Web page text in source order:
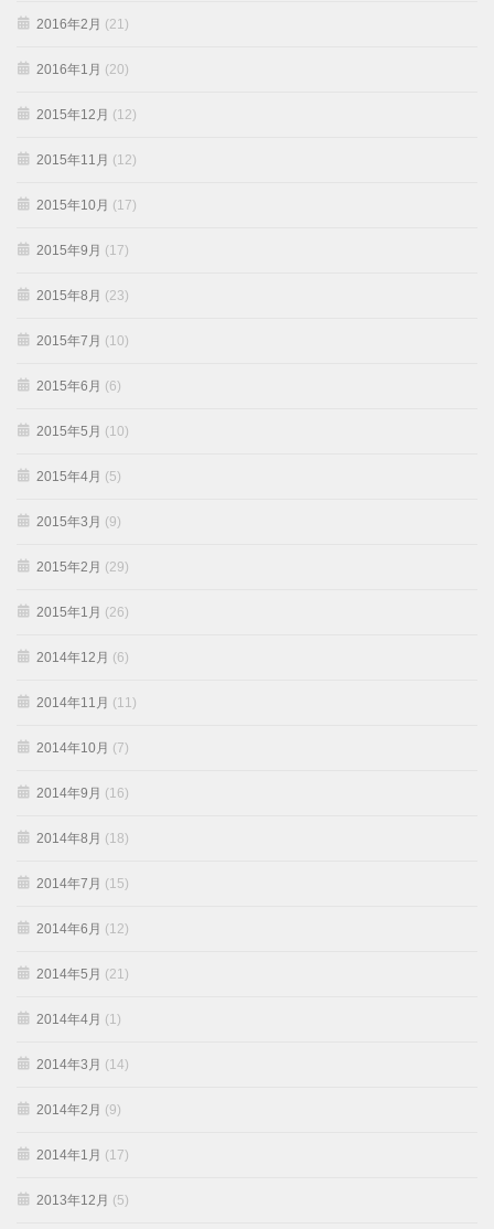
2016年2月 (21)
2016年1月 (20)
2015年12月 (12)
2015年11月 (12)
2015年10月 (17)
2015年9月 (17)
2015年8月 (23)
2015年7月 (10)
2015年6月 (6)
2015年5月 (10)
2015年4月 (5)
2015年3月 (9)
2015年2月 (29)
2015年1月 (26)
2014年12月 (6)
2014年11月 (11)
2014年10月 (7)
2014年9月 (16)
2014年8月 (18)
2014年7月 (15)
2014年6月 (12)
2014年5月 (21)
2014年4月 (1)
2014年3月 (14)
2014年2月 (9)
2014年1月 (17)
2013年12月 (5)